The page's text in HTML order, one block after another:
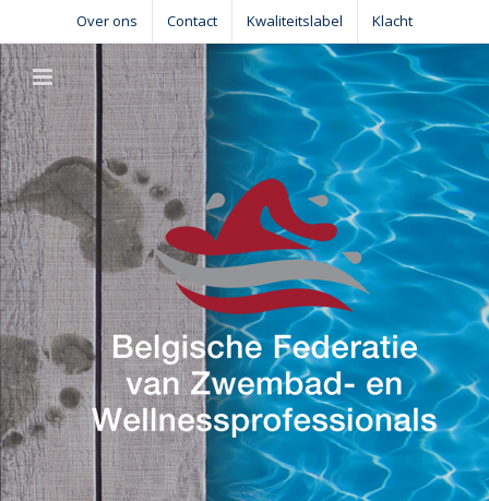
content
Over ons Contact Kwaliteitslabel Klacht